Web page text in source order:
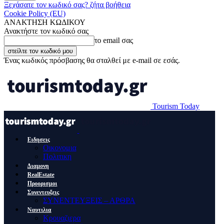
Ξεχάσατε τον κωδικό σας? ζήτα βοήθεια
Cookie Policy (EU)
ΑΝΑΚΤΗΣΗ ΚΩΔΙΚΟΥ
Ανακτήστε τον κωδικό σας
το email σας
Ένας κωδικός πρόσβασης θα σταλθεί με e-mail σε εσάς.
Tourism Today
Ειδησεις
Οικονομια
Πολιτικη
Διαμονη
RealEstate
Προορισμοι
Συνεντευξεις
ΣΥΝΕΝΤΕΥΞΕΙΣ – ΑΡΘΡΑ
Ναυτιλια
Κρουαζιερα